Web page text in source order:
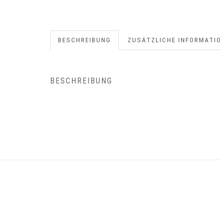
BESCHREIBUNG ZUSÄTZLICHE
BESCHREIBUNG